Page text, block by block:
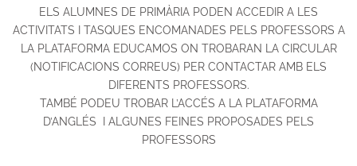
ELS ALUMNES DE PRIMÀRIA PODEN ACCEDIR A LES
ACTIVITATS I TASQUES ENCOMANADES PELS PROFESSORS A
LA PLATAFORMA EDUCAMOS ON TROBARAN LA CIRCULAR
(NOTIFICACIONS CORREUS) PER CONTACTAR AMB ELS
DIFERENTS PROFESSORS.
TAMBÉ PODEU TROBAR L’ACCÉS A LA PLATAFORMA
D’ANGLÉS I ALGUNES FEINES PROPOSADES PELS
PROFESSORS